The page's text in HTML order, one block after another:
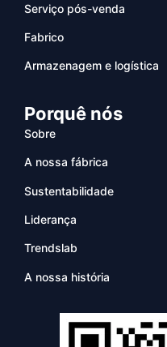
Serviço pós-venda
Fabrico
Armazenagem e logística
Porquê nós
Sobre
A nossa fábrica
Sustentabilidade
Liderança
Trendslab
A nossa história